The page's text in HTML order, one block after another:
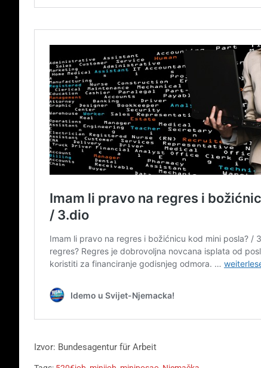
Izvor: Bundesagentur für Arbeit